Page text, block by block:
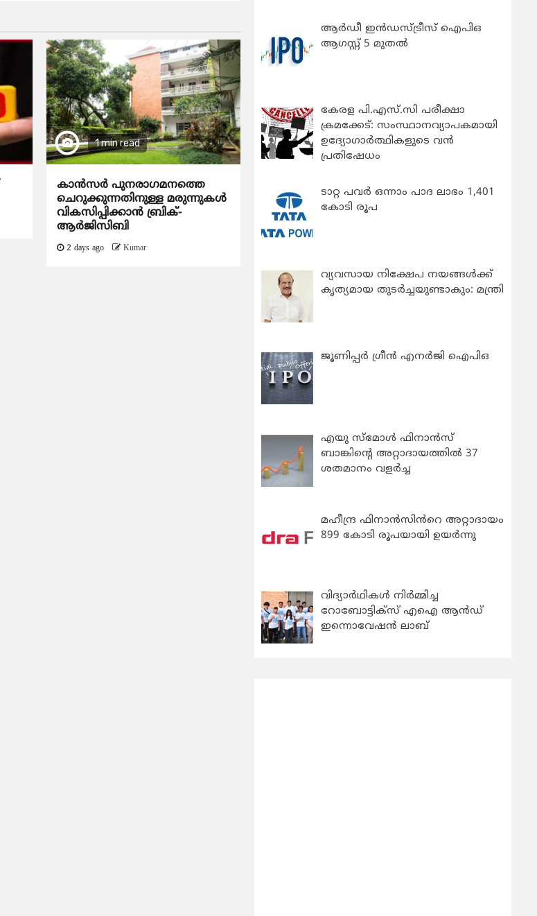
1 min read
കാന്‍സര്‍ പുനരാഗമനത്തെ
ചെറുക്കുന്നതിനുള്ള മരുന്നുകള്‍
വികസിപ്പിക്കാന്‍ ബ്രിക്-
ആര്‍ജിസിബി
2 days ago Kumar
ആർഡീ ഇൻഡസ്ട്രീസ് ഐപിഒ
ആഗസ്റ്റ് 5 മുതൽ
കേരള പി.എസ്.സി പരീക്ഷാ
ക്രമക്കേട്: സംസ്ഥാനവ്യാപകമായി
ഉദ്യോഗാര്‍ത്ഥികളുടെ വന്‍
പ്രതിഷേധം
ടാറ്റ പവർ ഒന്നാം പാദ ലാഭം 1,401
കോടി രൂപ
വ്യവസായ നിക്ഷേപ നയങ്ങള്‍ക്ക്
കൃത്യമായ തുടര്‍ച്ചയുണ്ടാകും: മന്ത്രി
ജൂണിപ്പർ ഗ്രീൻ എനർജി ഐപിഒ
എയു സ്‌മോൾ ഫിനാൻസ്
ബാങ്കിന്റെ അറ്റാദായത്തിൽ 37
ശതമാനം വളർച്ച
മഹീന്ദ്ര ഫിനാൻസിൻറെ അറ്റാദായം
899 കോടി രൂപയായി ഉയർന്നു
വിദ്യാര്‍ഥികള്‍ നിര്‍മ്മിച്ച
റോബോട്ടിക്സ് എഐ ആന്‍ഡ്
ഇന്നൊവേഷന്‍ ലാബ്